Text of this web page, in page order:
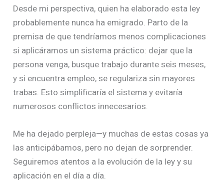
Desde mi perspectiva, quien ha elaborado esta ley
probablemente nunca ha emigrado. Parto de la
premisa de que tendríamos menos complicaciones
si aplicáramos un sistema práctico: dejar que la
persona venga, busque trabajo durante seis meses,
y si encuentra empleo, se regulariza sin mayores
trabas. Esto simplificaría el sistema y evitaría
numerosos conflictos innecesarios.
Me ha dejado perpleja—y muchas de estas cosas ya
las anticipábamos, pero no dejan de sorprender.
Seguiremos atentos a la evolución de la ley y su
aplicación en el día a día.